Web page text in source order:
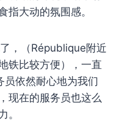
指大动的氛围感。
，（République附近
铁比较方便），一直
依然耐心地为我们
现在的服务员也这么
。